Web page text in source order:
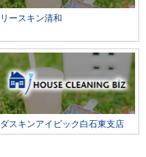
リースキン清和
ダスキンアイビック白石東支店